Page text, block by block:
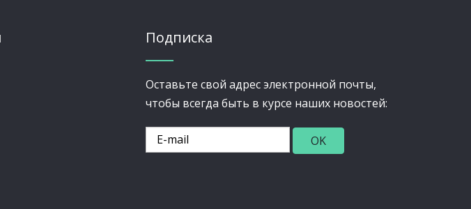
Подписка
Оставьте свой адрес электронной почты,
чтобы всегда быть в курсе наших новостей: